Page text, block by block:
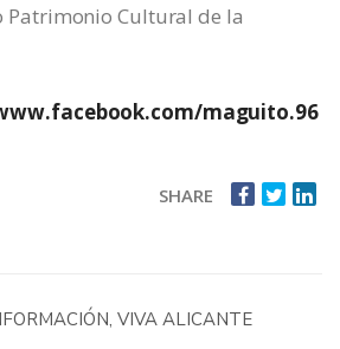
Patrimonio Cultural de la
maguito.96
SHARE
VIVA ALICANTE